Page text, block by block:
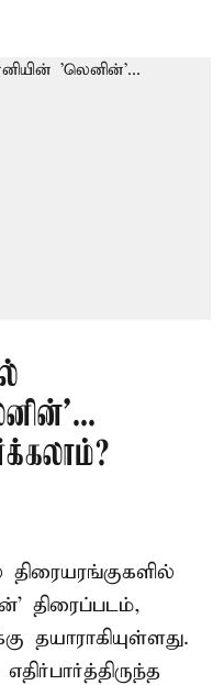
திரைப்படம்,
தயாராகியுள்ளது.